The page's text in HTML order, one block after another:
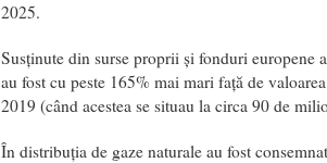
2025.
Susținute din surse proprii și fonduri europene
au fost cu peste 165% mai mari față de
2019 (când acestea se situau la circa 90 de
În distribuția de gaze naturale au fost